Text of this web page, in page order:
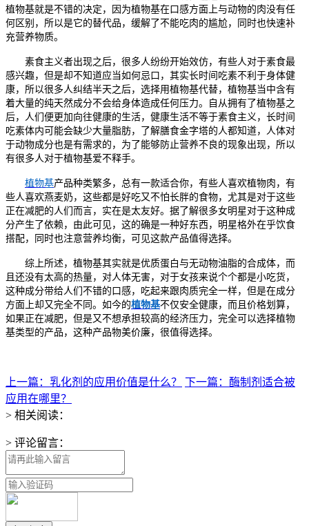
植物基就是不错的决定，因为植物基在口感方面 上与动物的肉没有任
何区别， 所以是它的替代品 ， 缓解了不能吃肉的尴尬，同时也快速补
充营养物质。
素食主义者出现之后， 很多人纷纷开始效仿，有些人对于素食最
感兴趣，但是却不知道应当如何忌口 ，其实长时间吃素不利于身体健
康，所以很多人纠结半天之后，选择用植物基代替，植物基当中含有
着大量的纯天然成分不会给身体造成任何压力。自从拥有了植物基之
后，人们便更加向往健康的生活， 健康生活不等于素食主义，长时间
吃素体内可能会缺少大量脂肪， 了解膳食金字塔的人都知道， 人体对
于动物成分也是有需求的，为了能够防止营养不良的现象出现，所以
有很多人对于植物基爱不释手。
植物基产品种类繁多，总有一款适合你，有些人喜欢植物肉，有
些人喜欢燕麦奶，这些都是好吃又不怕长胖的食物，尤其是对于这些
正在减肥的人们而言，实在是太友好。 据了解很多女明星对于这种成
分产生了依赖，由此可见，这的确是一种好东西 ，明星格外在乎饮食
搭配，同时也注意营养均衡，可见这款产品值得选择。
综上所述，植物基其实就是优质蛋白与无动物油脂的合成体，而
且还没有太高的热量，对人体无害，对于女孩来说个个都是小吃货，
这种成分带给人们不错的口感，吃起来跟肉质完全一样，但是在成分
方面上却又完全不同。如今的植物基不仅安全健康， 而且价格划算，
如果正在减肥，但是又不想承担较高的经济压力，完全可以选择植物
基类型的产品，这种产品物美价廉，很值得选择。
上一篇：乳化剂的应用价值是什么？
下一篇：酶制剂适合被
应用在哪里？
> 相关阅读：
> 评论留言：